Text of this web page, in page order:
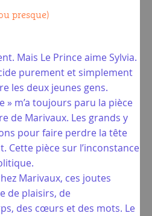
presque)
Mais Le Prince aime Sylvia.
purement et simplement
les deux jeunes gens.
» m’a toujours paru la pièce
de Marivaux. Les grands y
pour faire perdre la tête
Cette pièce sur l’inconstance
Marivaux, ces joutes
de plaisirs, de
des cœurs et des mots. Le